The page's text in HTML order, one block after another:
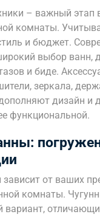
– важный этап
комнаты.
и бюджет.
выбор ванн,
и биде.
зеркала,
дизайн и
функциональной.
от ваших
комнаты.
вариант,